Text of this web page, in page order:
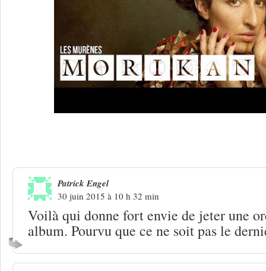
Patrick Engel
30 juin 2015 à 10 h 32 min
Voilà qui donne fort envie de jeter une
album. Pourvu que ce ne soit pas le